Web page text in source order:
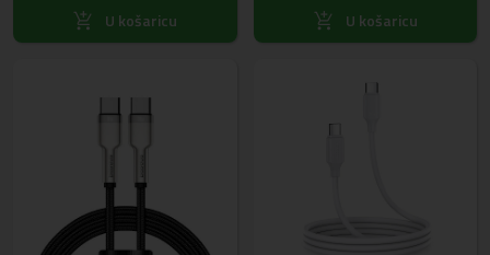
U košaricu U košaricu